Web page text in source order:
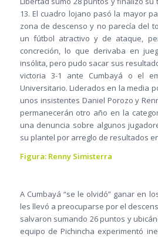
13. El cuadro lojano pasó la mayor
zona de descenso y no parecía del
un fútbol atractivo y de ataque,
concreción, lo que derivaba en
insólita, pero pudo sacar sus
victoria 3-1 ante Cumbayá o el
Universitario. Liderados en la media
unos insistentes Daniel Porozo y
permanecerán otro año en la
una denuncia sobre algunos
su plantel por arreglo de resultados
Figura: Renny Simisterra
A Cumbayá “se le olvidó” ganar en
les llevó a preocuparse por el
salvaron sumando 26 puntos y
equipo de Pichincha experimentó